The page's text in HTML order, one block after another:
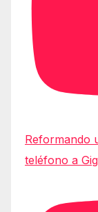
Reformando
teléfono a